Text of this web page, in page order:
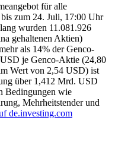
für alle
zum 24. Juli, 17:00 Uhr
wurden 11.081.926
gehaltenen Aktien)
als 14% der Genco-
je Genco-Aktie (24,80
Wert von 2,54 USD) ist
über 1,412 Mrd. USD
Bedingungen wie
Mehrheitstender und
de.investing.com